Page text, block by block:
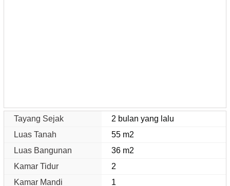
Tayang Sejak
2 bulan yang lalu
Luas Tanah
55 m2
Luas Bangunan
36 m2
Kamar Tidur
2
Kamar Mandi
1